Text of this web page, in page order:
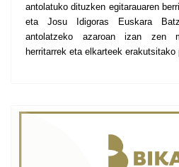
antolatuko dituzken egitarauaren
eta Josu Idigoras Euskara
antolatzeko azaroan izan zen
herritarrek eta elkarteek erakutsitako